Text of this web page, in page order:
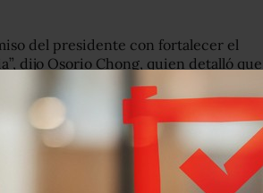
del presidente con fortalecer el
dijo Osorio Chong, quien detalló que
en vías de comunicación.
participan la Secretaría de Marina, la
de Investigación y Seguridad
la Secretaría de la Defensa Nacional